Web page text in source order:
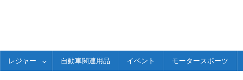
レジャー 自動車関連用品 イベント モータースポーツ